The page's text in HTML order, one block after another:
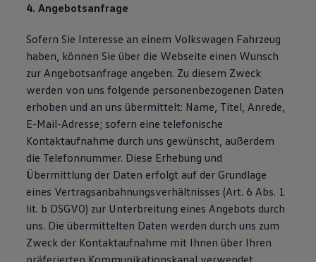
4. Angebotsanfrage
Sofern Sie Interesse an einem Volkswagen Fahrzeug
haben, können Sie über die Webseite einen Wunsch
zur Angebotsanfrage angeben. Zu diesem Zweck
werden von uns folgende personenbezogenen Daten
erhoben und an uns übermittelt: Name, Titel, Anrede,
E-Mail-Adresse; sofern eine telefonische
Kontaktaufnahme durch uns gewünscht, außerdem
die Telefonnummer. Diese Erhebung und
Übermittlung der Daten erfolgt auf der Grundlage
eines Vertragsanbahnungsverhältnisses (Art. 6 Abs. 1
lit. b DSGVO) zur Unterbreitung eines Angebots durch
uns. Die übermittelten Daten werden durch uns zum
Zweck der Kontaktaufnahme mit Ihnen über Ihren
präferierten Kommunikationskanal verwendet.